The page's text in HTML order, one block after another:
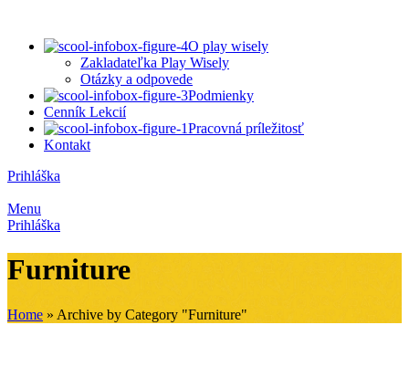
O play wisely
Zakladateľka Play Wisely
Otázky a odpovede
Podmienky
Cenník Lekcií
Pracovná príležitosť
Kontakt
Prihláška
Menu
Prihláška
Furniture
Home » Archive by Category "Furniture"